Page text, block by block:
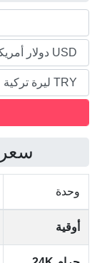
وحدة
أوقية